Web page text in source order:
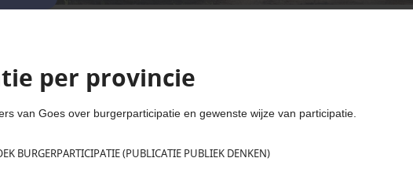
per provincie
van Goes over burgerparticipatie en gewenste wijze van participatie.
BURGERPARTICIPATIE (PUBLICATIE PUBLIEK DENKEN)